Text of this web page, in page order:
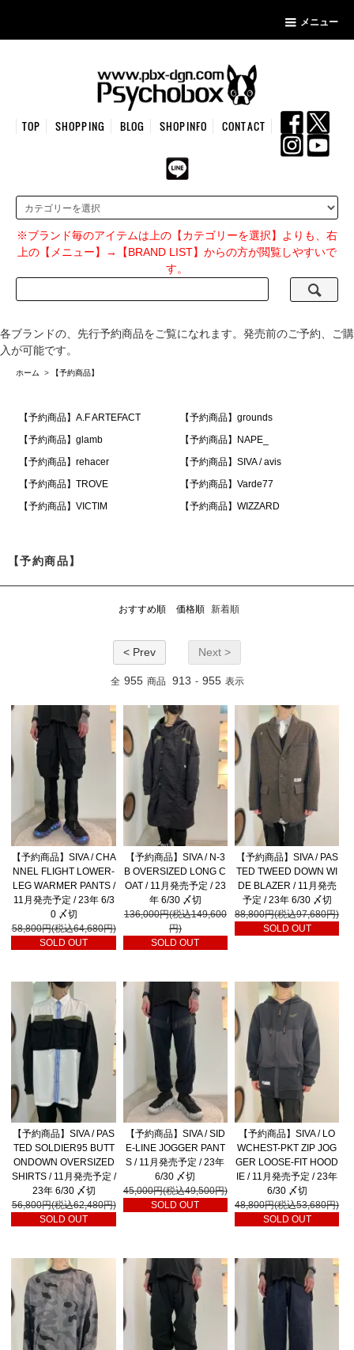
メニュー
TOP SHOPPING BLOG SHOPINFO CONTACT
※ブランド毎のアイテムは上の【カテゴリーを選択】よりも、右
上の【メニュー】→【BRAND LIST】からの方が閲覧しやすいで
す。
各ブランドの、先行予約商品をご覧になれます。発売前のご予約、ご購
入が可能です。
ホーム > 【予約商品】
【予約商品】A.F ARTEFACT
【予約商品】grounds
【予約商品】glamb
【予約商品】NAPE_
【予約商品】rehacer
【予約商品】SIVA / avis
【予約商品】TROVE
【予約商品】Varde77
【予約商品】VICTIM
【予約商品】WIZZARD
【予約商品】
おすすめ順 価格順 新着順
< Prev Next >
全 955 商品 913 - 955 表示
【予約商品】SIVA / CHA
NNEL FLIGHT LOWER-
LEG WARMER PANTS /
11月発売予定 / 23年 6/3
0 〆切
58,800円(税込64,680円)
SOLD OUT
【予約商品】SIVA / N-3
B OVERSIZED LONG C
OAT / 11月発売予定 / 23
年 6/30 〆切
136,000円(税込149,600
円)
SOLD OUT
【予約商品】SIVA / PAS
TED TWEED DOWN WI
DE BLAZER / 11月発売
予定 / 23年 6/30 〆切
88,800円(税込97,680円)
SOLD OUT
【予約商品】SIVA / PAS
TED SOLDIER95 BUTT
ONDOWN OVERSIZED
SHIRTS / 11月発売予定 /
23年 6/30 〆切
56,800円(税込62,480円)
SOLD OUT
【予約商品】SIVA / SID
E-LINE JOGGER PANT
S / 11月発売予定 / 23年
6/30 〆切
45,000円(税込49,500円)
SOLD OUT
【予約商品】SIVA / LO
WCHEST-PKT ZIP JOG
GER LOOSE-FIT HOOD
IE / 11月発売予定 / 23年
6/30 〆切
48,800円(税込53,680円)
SOLD OUT